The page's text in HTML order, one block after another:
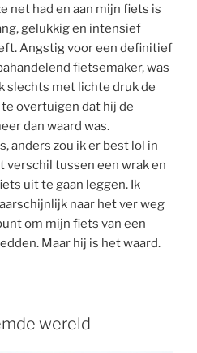
net had en aan mijn fiets is
gelukkig en intensief
Angstig voor een definitief
fietsemaker, was
slechts met lichte druk de
overtuigen dat hij de
dan waard was.
anders zou ik er best lol in
verschil tussen een wrak en
uit te gaan leggen. Ik
naar het ver weg
om mijn fiets van een
Maar hij is het waard.
wereld